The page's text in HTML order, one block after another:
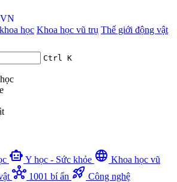
học Khoa học vũ trụ Thế giới động vật
Ctrl K
smart_toy Y học - Sức khỏe language Khoa học vũ
hub 1001 bí ẩn rocket_launch Công nghệ